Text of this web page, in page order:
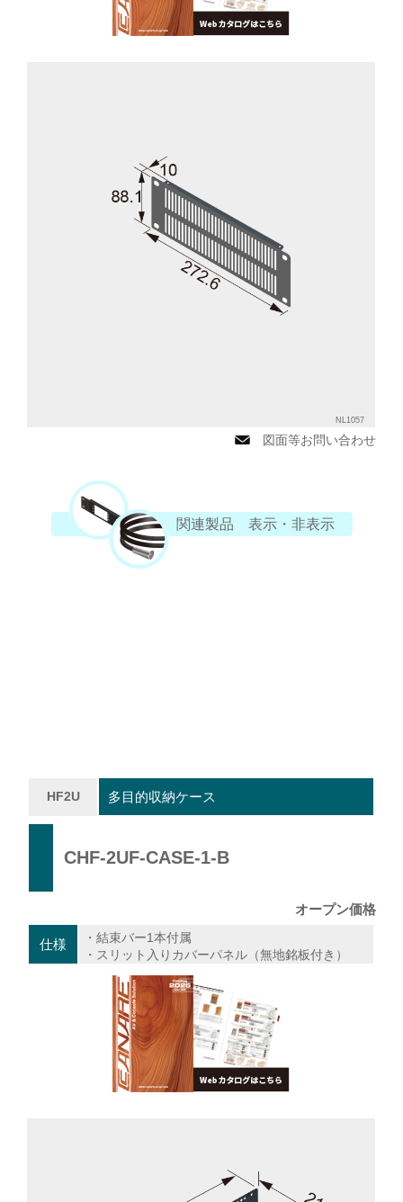
NL1057
図面等お問い合わせ
関連製品 表示・非表示
HF2U 多目的収納ケース
CHF-2UF-CASE-1-B
オープン価格
仕様
・結束バー1本付属
・スリット入りカバーパネル（無地銘板付き）